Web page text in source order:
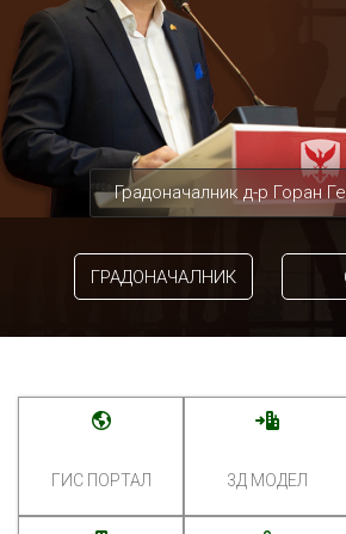
Градоначалник д-р Горан
ГРАДОНАЧАЛНИК
ГИС ПОРТАЛ 3Д МОДЕЛ